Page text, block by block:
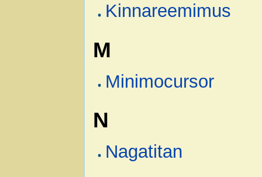
Kinnareemimus
M
Minimocursor
N
Nagatitan